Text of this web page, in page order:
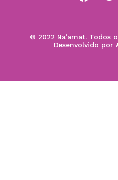
© 2022 Na’amat. Todos
Desenvolvido por